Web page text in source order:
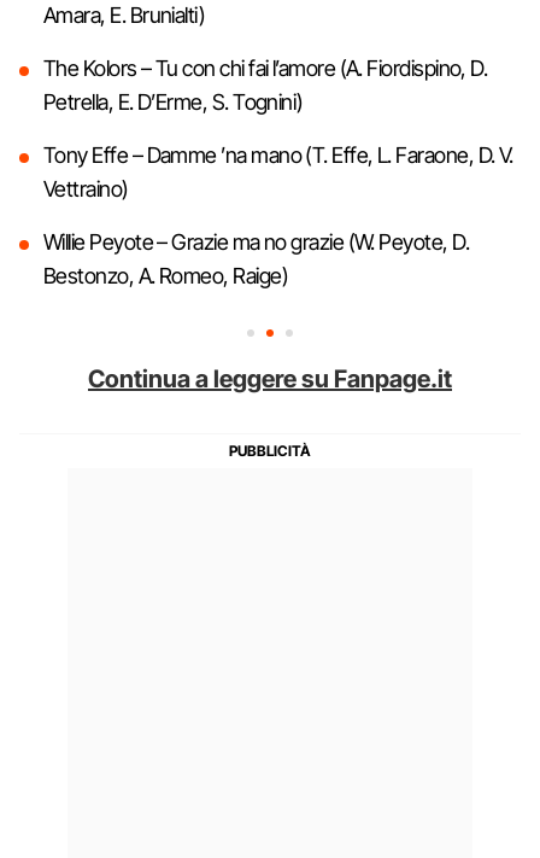
Amara, E. Brunialti)
The Kolors – Tu con chi fai l’amore (A. Fiordispino, D.
Petrella, E. D’Erme, S. Tognini)
Tony Effe – Damme ’na mano (T. Effe, L. Faraone, D. V.
Vettraino)
Willie Peyote – Grazie ma no grazie (W. Peyote, D.
Bestonzo, A. Romeo, Raige)
Continua a leggere su Fanpage.it